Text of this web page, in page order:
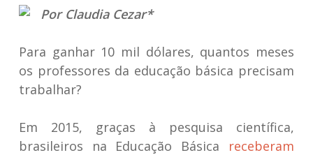
Por Claudia Cezar*
Para ganhar 10 mil dólares, quantos meses
os professores da educação básica precisam
trabalhar?
Em 2015, graças à pesquisa científica,
brasileiros na Educação Básica receberam